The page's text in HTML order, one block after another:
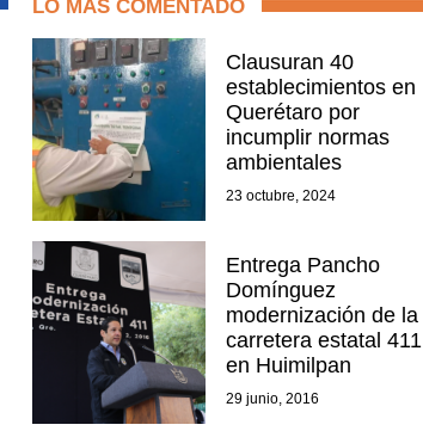
LO MAS COMENTADO
Clausuran 40
establecimientos en
Querétaro por
incumplir normas
ambientales
23 octubre, 2024
Entrega Pancho
Domínguez
modernización de la
carretera estatal 411
en Huimilpan
29 junio, 2016